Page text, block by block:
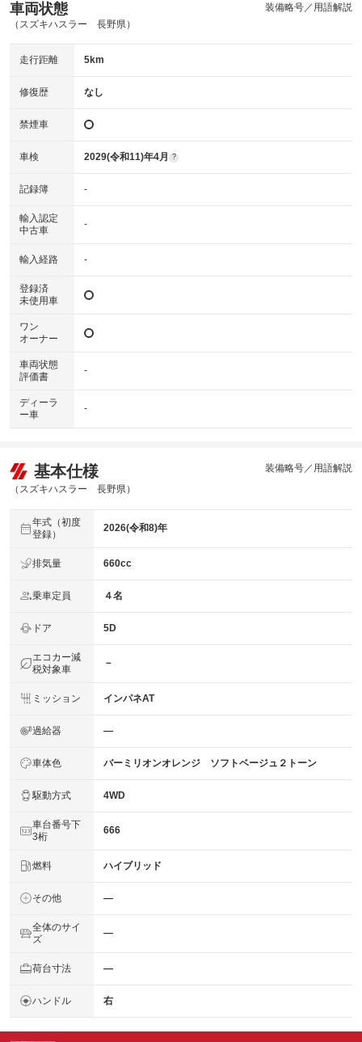
車両状態
（スズキハスラー 長野県）
装備略号／用語解説
走行距離 5km
修復歴 なし
禁煙車
車検 2029(令和11)年4月 ?
記録簿 -
輸入認定
中古車
-
輸入経路 -
登録済
未使用車
ワン
オーナー
車両状態
評価書
-
ディーラ
ー車
-
基本仕様
（スズキハスラー 長野県）
装備略号／用語解説
年式（初度
登録）
2026(令和8)年
排気量 660cc
乗車定員 ４名
ドア 5D
エコカー減
税対象車
－
ミッション インパネAT
過給器 ―
車体色 バーミリオンオレンジ ソフトベージュ２トーン
駆動方式 4WD
車台番号下
3桁
666
燃料 ハイブリッド
その他 ―
全体のサイ
ズ
―
荷台寸法 ―
ハンドル 右